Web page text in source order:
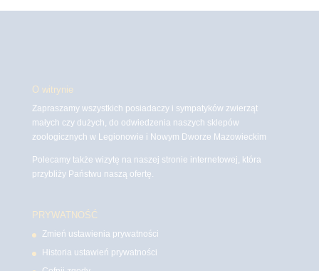
O witrynie
Zapraszamy wszystkich posiadaczy i sympatyków zwierząt
małych czy dużych, do odwiedzenia naszych sklepów
zoologicznych w Legionowie i Nowym Dworze Mazowieckim
Polecamy także wizytę na naszej stronie internetowej, która
przybliży Państwu naszą ofertę.
PRYWATNOŚĆ
Zmień ustawienia prywatności
Historia ustawień prywatności